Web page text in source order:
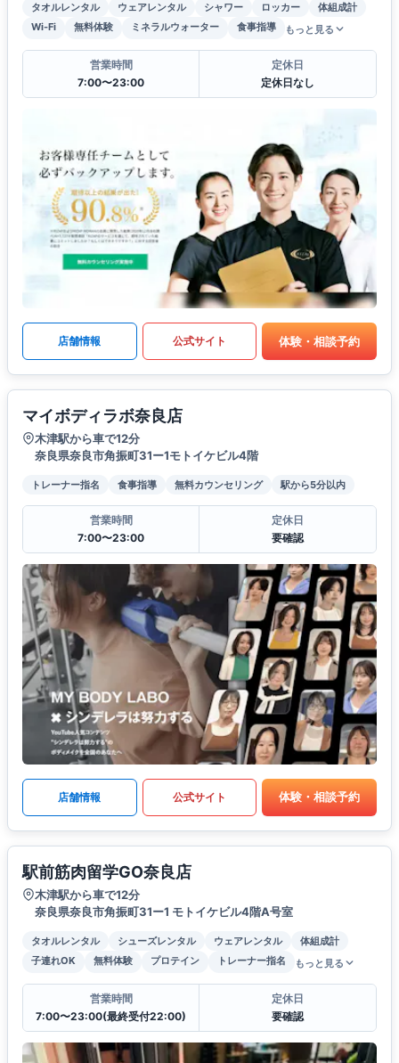
タオルレンタル ウェアレンタル シャワー ロッカー
体組成計
Wi-Fi
無料体験 ミネラルウォーター 食事指導 もっと見る
営業時間
7:00〜23:00
定休日
定休日なし
店舗情報 公式サイト 体験・相談予約
マイボディラボ奈良店
木津駅から車で12分
奈良県奈良市角振町31ー1モトイケビル4階
トレーナー指名 食事指導 無料カウンセリング 駅から5分以内
営業時間
7:00〜23:00
定休日
要確認
店舗情報 公式サイト 体験・相談予約
駅前筋肉留学GO奈良店
木津駅から車で12分
奈良県奈良市角振町31ー1 モトイケビル4階A号室
タオルレンタル シューズレンタル ウェアレンタル
体組成計
子連れOK
無料体験 プロテイン トレーナー指名 もっと見る
営業時間
7:00〜23:00(最終受付22:00)
定休日
要確認